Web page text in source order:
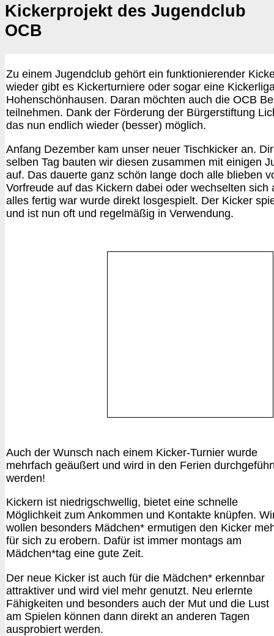
Kickerprojekt des Jugendclub
OCB
Zu einem Jugendclub gehört ein funktionierender
wieder gibt es Kickerturniere oder sogar eine
Hohenschönhausen. Daran möchten auch die OCB
teilnehmen. Dank der Förderung der Bürgerstiftung
das nun endlich wieder (besser) möglich.
Anfang Dezember kam unser neuer Tischkicker an.
selben Tag bauten wir diesen zusammen mit einigen
auf. Das dauerte ganz schön lange doch alle blieben
Vorfreude auf das Kickern dabei oder wechselten sich
alles fertig war wurde direkt losgespielt. Der Kicker
und ist nun oft und regelmäßig in Verwendung.
Auch der Wunsch nach einem Kicker-Turnier wurde
mehrfach geäußert und wird in den Ferien
werden!
Kickern ist niedrigschwellig, bietet eine schnelle
Möglichkeit zum Ankommen und Kontakte knüpfen.
wollen besonders Mädchen* ermutigen den Kicker
für sich zu erobern. Dafür ist immer montags am
Mädchen*tag eine gute Zeit.
Der neue Kicker ist auch für die Mädchen* erkennbar
attraktiver und wird viel mehr genutzt. Neu erlernte
Fähigkeiten und besonders auch der Mut und die Lust
am Spielen können dann direkt an anderen Tagen
ausprobiert werden.